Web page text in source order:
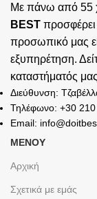
Με πάνω από 55
BEST προσφέρει
προσωπικό μας
εξυπηρέτηση.
καταστήματός
Διεύθυνση:
Τηλέφωνο: +30
Email:
ΜΕΝΟΥ
Αρχική
Σχετικά με εμάς